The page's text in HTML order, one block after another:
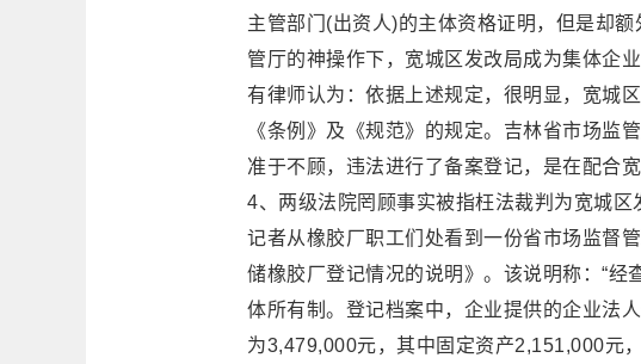
主管部门(出资人)的主体资格证明，但是却
管厅的神操作下，宽城区发改局成为集体企
有律师认为：依据上述规定，很明显，宽城
《条例》及《规范》的规定。吉林省市场监
准于不顾，违法进行了备案登记，是在配合
4、两级法院罔顾事实被指枉法裁判为宽城区
记者从橡胶厂职工们处看到一份省市场监督
储橡胶厂登记情况的说明》。该说明称：“
体所有制。登记档案中，企业提供的企业法
为3,479,000元，其中固定资产2,151,000元